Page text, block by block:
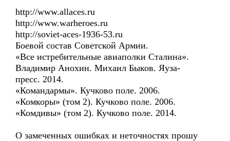
http://www.allaces.ru
http://www.warheroes.ru
http://soviet-aces-1936-53.ru
Боевой состав Советской Армии.
«Все истребительные авиаполки Сталина».
Владимир Анохин. Михаил Быков. Яуза-
пресс. 2014.
«Командармы». Кучково поле. 2006.
«Комкоры» (том 2). Кучково поле. 2006.
«Комдивы» (том 2). Кучково поле. 2014.
О замеченных ошибках и неточностях прошу